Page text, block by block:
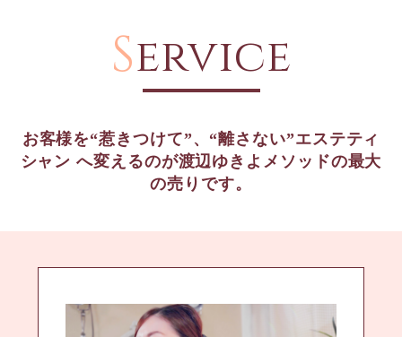
Service
お客様を“惹きつけて”、“離さない”エステティ
シャン へ変えるのが渡辺ゆきよメソッドの最大
の売りです。